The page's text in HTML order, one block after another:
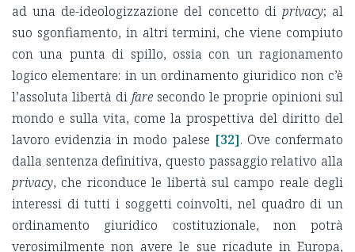
ad una de-ideologizzazione del concetto di privacy; al
suo sgonfiamento, in altri termini, che viene compiuto
con una punta di spillo, ossia con un ragionamento
logico elementare: in un ordinamento giuridico non c’è
l’assoluta libertà di fare secondo le proprie opinioni sul
mondo e sulla vita, come la prospettiva del diritto del
lavoro evidenzia in modo palese [32]. Ove confermato
dalla sentenza definitiva, questo passaggio relativo alla
privacy, che riconduce le libertà sul campo reale degli
interessi di tutti i soggetti coinvolti, nel quadro di un
ordinamento giuridico costituzionale, non potrà
verosimilmente non avere le sue ricadute in Europa,